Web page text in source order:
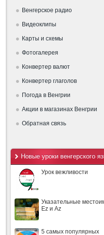
Венгерское радио
Видеоклипы
Карты и схемы
Фотогалерея
Конвертер валют
Конвертер глаголов
Погода в Венгрии
Акции в магазинах Венгрии
Обратная связь
Новые уроки венгерского
Урок вежливости
Указательные
Ez и Az
5 самых популярных